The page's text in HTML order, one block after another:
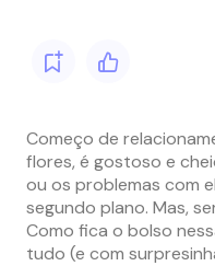
Começo de
flores, é gostoso e
ou os problemas com
segundo plano. Mas,
Como fica o bolso
tudo (e com